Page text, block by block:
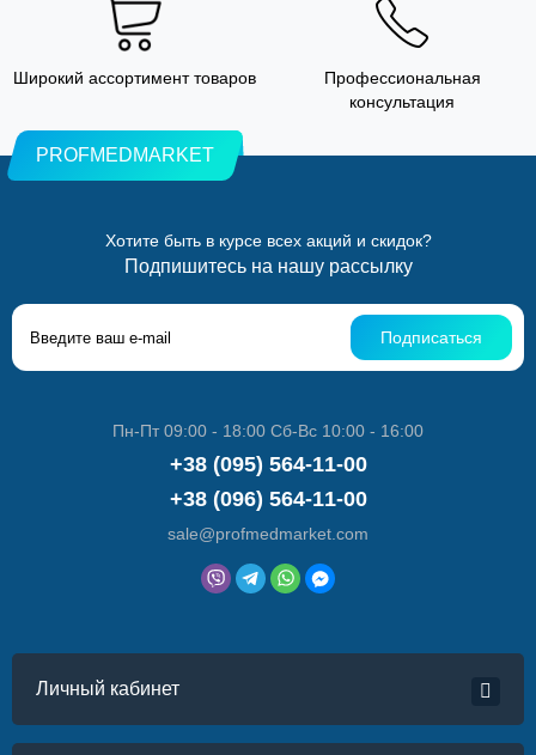
Широкий ассортимент товаров
Профессиональная
консультация
PROFMEDMARKET
Хотите быть в курсе всех акций и скидок?
Подпишитесь на нашу рассылку
Подписаться
Пн-Пт 09:00 - 18:00 Сб-Вс 10:00 - 16:00
+38 (095) 564-11-00
+38 (096) 564-11-00
sale@profmedmarket.com
Личный кабинет